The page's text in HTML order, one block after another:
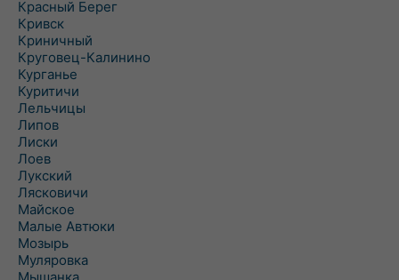
Красный Берег
Кривск
Криничный
Круговец-Калинино
Курганье
Куритичи
Лельчицы
Липов
Лиски
Лоев
Лукский
Лясковичи
Майское
Малые Автюки
Мозырь
Муляровка